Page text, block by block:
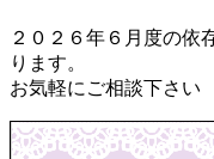
２０２６年６月度の依
ります。
お気軽にご相談下さい